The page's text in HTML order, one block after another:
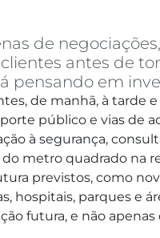
de
antes de
pensando em
de manhã, à tarde
público e vias de
à segurança,
metro quadrado na
previstos, como
hospitais, parques e
futura, e não